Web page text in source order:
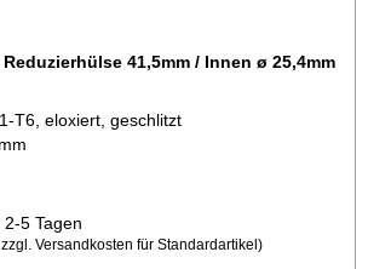
41,5mm / Innen ø 25,4mm
T6, eloxiert, geschlitzt
5 Tagen
Versandkosten für Standardartikel )